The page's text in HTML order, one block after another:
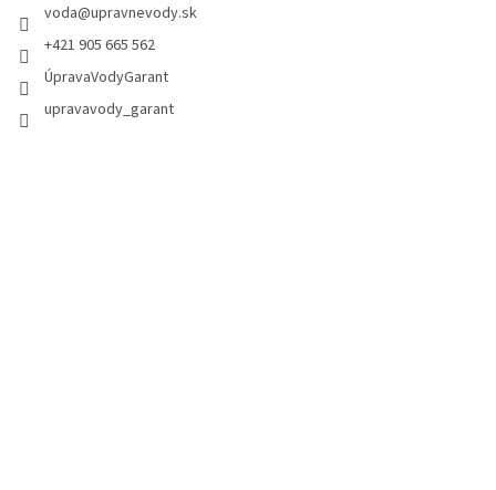
voda@upravnevody.sk
+421 905 665 562
ÚpravaVodyGarant
upravavody_garant